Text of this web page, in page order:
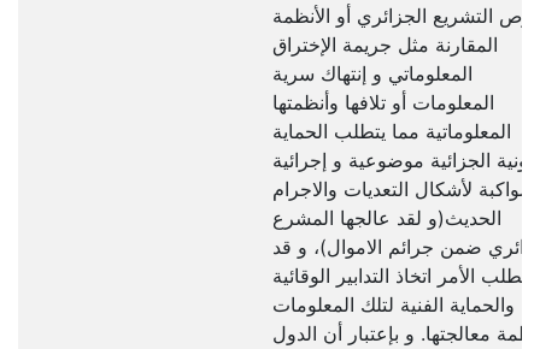
التشريع الجزائري أو الأنظمة
المقارنة مثل جريمة الإختراق
المعلوماتي و إنتهاك سرية
المعلومات أو تلافها وأنظمتها
المعلوماتية مما يتطلب الحماية
الجزائية موضوعية و إجرائية
مواكبة لأشكال التعديات والاجرام
الحديث(و لقد عالجها المشرع
ضمن جرائم الاموال)، و قد
يتطلب الأمر اتخاذ التدابير الوقائية
والحماية الفنية لتلك المعلومات
معالجتها. و بإعتبار أن الدول